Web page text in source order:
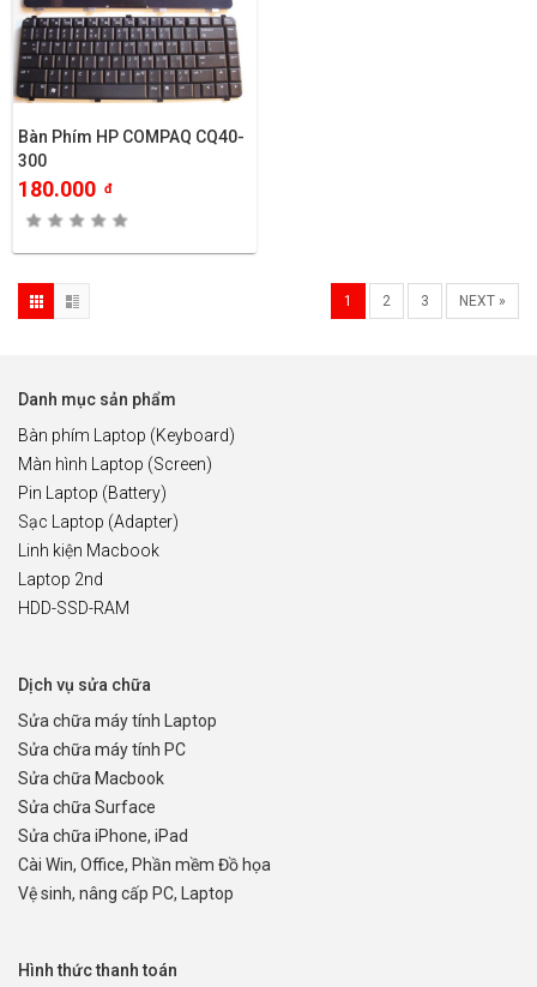
Bàn Phím HP COMPAQ CQ40-
300
180.000 đ
1 2 3 NEXT »
Danh mục sản phẩm
Bàn phím Laptop (Keyboard)
Màn hình Laptop (Screen)
Pin Laptop (Battery)
Sạc Laptop (Adapter)
Linh kiện Macbook
Laptop 2nd
HDD-SSD-RAM
Dịch vụ sửa chữa
Sửa chữa máy tính Laptop
Sửa chữa máy tính PC
Sửa chữa Macbook
Sửa chữa Surface
Sửa chữa iPhone, iPad
Cài Win, Office, Phần mềm Đồ họa
Vệ sinh, nâng cấp PC, Laptop
Hình thức thanh toán